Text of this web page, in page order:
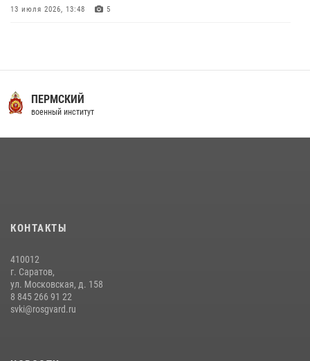
13 июля 2026, 13:48 5
16 июля 2026, 12:29 3
29 июля 2026 года курсанты военного института успешно сдали
экзамен по вождению
31 июля 2026, 12:08
ПЕРМСКИЙ
военный институт
КОНТАКТЫ
410012
г. Саратов,
ул. Московская, д. 158
8 845 266 91 22
svki@rosgvard.ru